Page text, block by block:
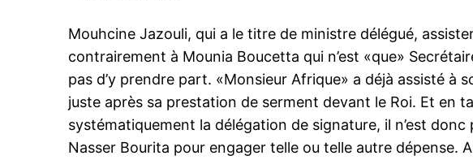
Rien ne va plus à la tête de la diplomatie
marocaine
26 October 2018
In "Indiscrétions"
Nasser
Le chef
niveau
Elmar
mardi
3
In
Mouhcine Jazouli, qui a le titre de ministre délégué,
contrairement à Mounia Boucetta qui n’est «que»
pas d’y prendre part. «Monsieur Afrique» a déjà assisté à
juste après sa prestation de serment devant le Roi. Et en
systématiquement la délégation de signature, il n’est
Nasser Bourita pour engager telle ou telle autre dépense.